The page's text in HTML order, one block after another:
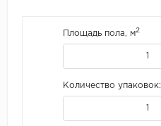
Площадь пола, м2
Количество упаковок: